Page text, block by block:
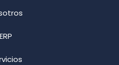
ERP